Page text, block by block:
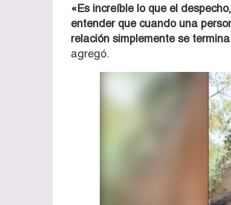
«Es increíble lo que el
entender que cuando una
relación simplemente se
agregó.